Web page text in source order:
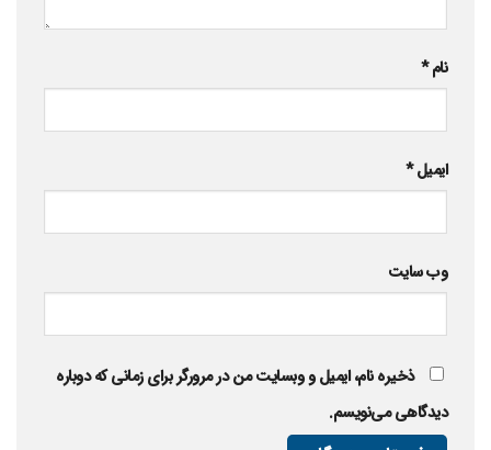
نام*
ایمیل*
وب‌ سایت
ذخیره نام، ایمیل و وبسایت من در مرورگر برای زمانی که دوباره
دیدگاهی می‌نویسم.